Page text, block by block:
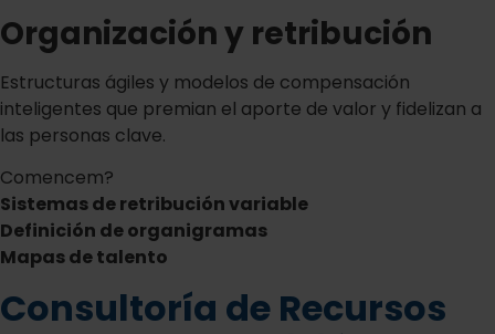
Organización y retribución
Estructuras ágiles y modelos de compensación
inteligentes que premian el aporte de valor y fidelizan a
las personas clave.
Comencem?
Sistemas de retribución variable
Definición de organigramas
Mapas de talento
Consultoría de Recursos